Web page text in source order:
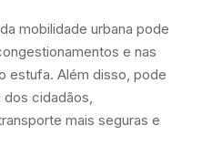
mobilidade urbana pode
e nas
estufa. Além disso, pode
cidadãos,
mais seguras e